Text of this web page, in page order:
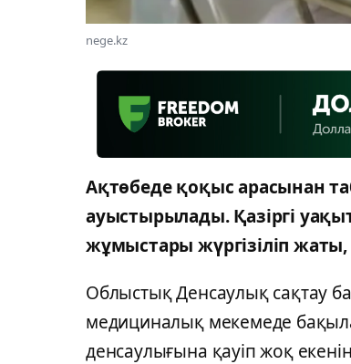
nege.kz
Ақтөбеде қоқыс арасынан
ауыстырылады. Қазіргі
жұмыстары жүргізіліп
Облыстық Денсаулық сақтау
медициналық мекемеде
денсаулығына қауіп жоқ